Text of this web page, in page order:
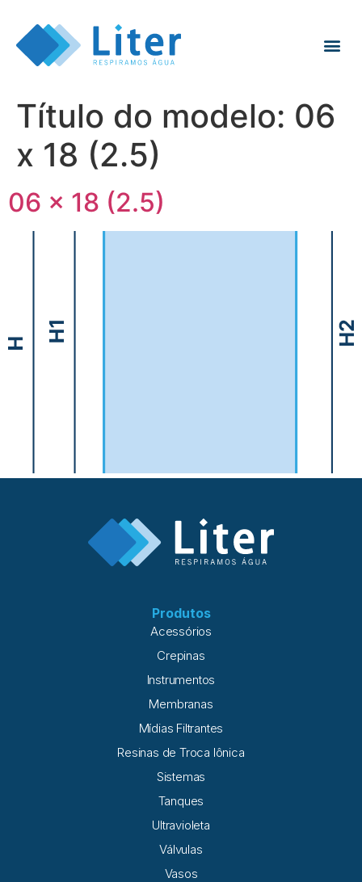
Título do modelo: 06
x 18 (2.5)
06 x 18 (2.5)
Produtos
Acessórios
Crepinas
Instrumentos
Membranas
Mídias Filtrantes
Resinas de Troca Iônica
Sistemas
Tanques
Ultravioleta
Válvulas
Vasos